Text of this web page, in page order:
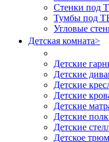
Стенки под
Тумбы под
Угловые
Детская комната>
Детские
Детские
Детские
Детские
Детские
Детские
Детские
Детское